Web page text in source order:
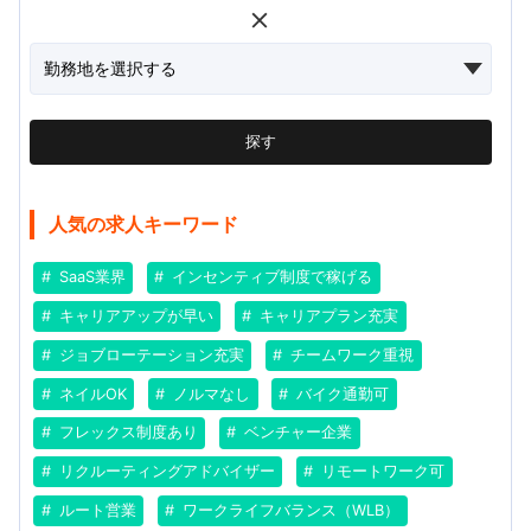
探す
人気の求人キーワード
SaaS業界 インセンティブ制度で稼げる
キャリアアップが早い キャリアプラン充実
ジョブローテーション充実 チームワーク重視
ネイルOK ノルマなし バイク通勤可
フレックス制度あり ベンチャー企業
リクルーティングアドバイザー リモートワーク可
ルート営業 ワークライフバランス（WLB）